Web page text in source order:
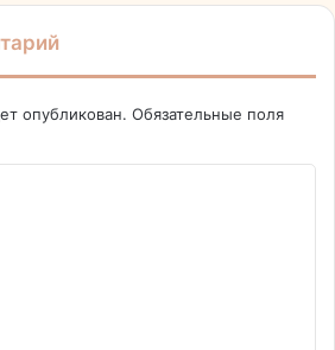
опубликован. Обязательные поля